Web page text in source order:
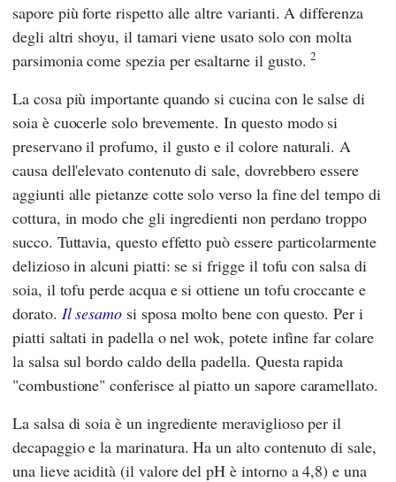
sapore più forte rispetto alle altre varianti. A differenza
degli altri shoyu, il tamari viene usato solo con molta
parsimonia come spezia per esaltarne il gusto.2
La cosa più importante quando si cucina con le salse di
soia è cuocerle solo brevemente. In questo modo si
preservano il profumo, il gusto e il colore naturali. A
causa dell'elevato contenuto di sale, dovrebbero essere
aggiunti alle pietanze cotte solo verso la fine del tempo di
cottura, in modo che gli ingredienti non perdano troppo
succo. Tuttavia, questo effetto può essere particolarmente
delizioso in alcuni piatti: se si frigge il tofu con salsa di
soia, il tofu perde acqua e si ottiene un tofu croccante e
dorato. Il sesamo si sposa molto bene con questo. Per i
piatti saltati in padella o nel wok, potete infine far colare
la salsa sul bordo caldo della padella. Questa rapida
"combustione" conferisce al piatto un sapore caramellato.
La salsa di soia è un ingrediente meraviglioso per il
decapaggio e la marinatura. Ha un alto contenuto di sale,
una lieve acidità (il valore del pH è intorno a 4,8) e una